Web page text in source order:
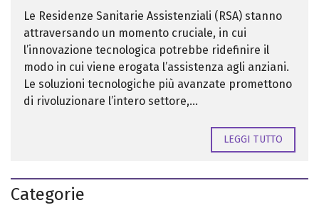
Le Residenze Sanitarie Assistenziali (RSA) stanno
attraversando un momento cruciale, in cui
l’innovazione tecnologica potrebbe ridefinire il
modo in cui viene erogata l’assistenza agli anziani.
Le soluzioni tecnologiche più avanzate promettono
di rivoluzionare l’intero settore,...
LEGGI TUTTO
Categorie